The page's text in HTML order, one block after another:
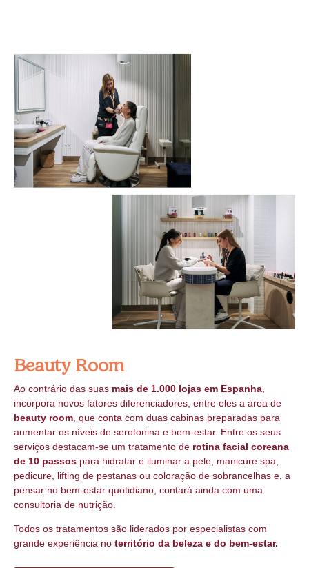
Beauty Room
Ao contrário das suas mais de 1.000 lojas em Espanha
incorpora novos fatores diferenciadores, entre eles a área de
beauty room , que conta com duas cabinas preparadas para
aumentar os níveis de serotonina e bem-estar. Entre os seus
serviços destacam-se um tratamento de rotina facial coreana
de 10 passos para hidratar e iluminar a pele, manicure spa,
pedicure, lifting de pestanas ou coloração de sobrancelhas e, a
pensar no bem-estar quotidiano, contará ainda com uma
consultoria de nutrição.
Todos os tratamentos são liderados por especialistas com
grande experiência no território da beleza e do bem-estar.